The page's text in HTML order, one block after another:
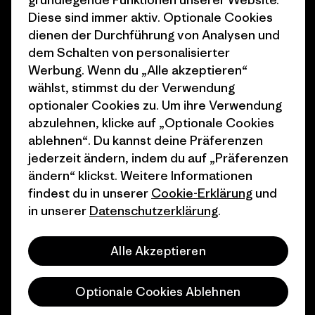
1% For The Planet
Wie wir finanzieren
Geschenkgutscheine
Stores in deiner Nähe
Industry program
Affiliate-Programm
Patagonia Schweiz
Seitenverzeichnis
© 2026 Patagonia, Inc. All Rights Reserved.
Deutsch
Diese sind immer aktiv. Optionale Cookies
dienen der Durchführung von Analysen und
dem Schalten von personalisierter
Werbung. Wenn du „Alle akzeptieren“
wählst, stimmst du der Verwendung
optionaler Cookies zu. Um ihre Verwendung
abzulehnen, klicke auf „Optionale Cookies
ablehnen“. Du kannst deine Präferenzen
jederzeit ändern, indem du auf „Präferenzen
ändern“ klickst. Weitere Informationen
findest du in unserer Cookie-Erklärung und
in unserer Datenschutzerklärung.
Alle Akzeptieren
Optionale Cookies Ablehnen